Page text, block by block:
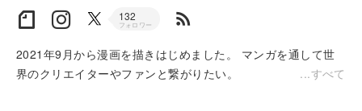
132
フォロワー rss_feed
2021年9月から漫画を描きはじめました。 マンガを通して世
界のクリエイターやファンと繋がりたい。
すべて